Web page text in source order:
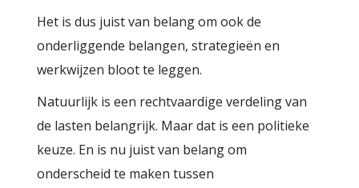
Het is dus juist van belang om ook de
onderliggende belangen, strategieën en
werkwijzen bloot te leggen.
Natuurlijk is een rechtvaardige verdeling van
de lasten belangrijk. Maar dat is een politieke
keuze. En is nu juist van belang om
onderscheid te maken tussen